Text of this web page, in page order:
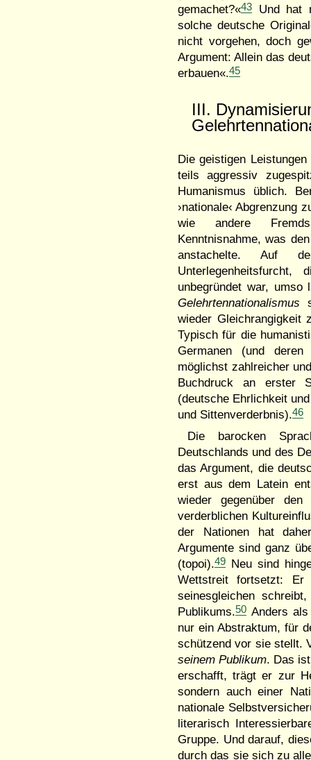
gemachet?«43 Und hat
solche deutsche
nicht vorgehen, doch
Argument: Allein das
erbauen«.45
III.
Die geistigen
teils aggressiv
Humanismus üblich.
›nationale‹ Abgrenzung
wie andere
Kenntnisnahme, was
anstachelte. Auf
unbegründet war,
Gelehrtennationalismus
wieder Gleichrangigkeit
Typisch für die
Germanen (und deren
möglichst zahlreicher
Buchdruck an erster
(deutsche Ehrlichkeit
und Sittenverderbnis).46
Die barocken
Deutschlands und des
das Argument, die
erst aus dem Latein
wieder gegenüber den
verderblichen
der Nationen hat
Argumente sind ganz
(topoi).49 Neu sind
Wettstreit fortsetzt:
seinesgleichen
Publikums.50 Anders
nur ein Abstraktum, für
schützend vor sie stellt.
seinem Publikum. Das
erschafft, trägt er zur
sondern auch einer
nationale
literarisch
Gruppe. Und darauf,
durch das sie sich zu